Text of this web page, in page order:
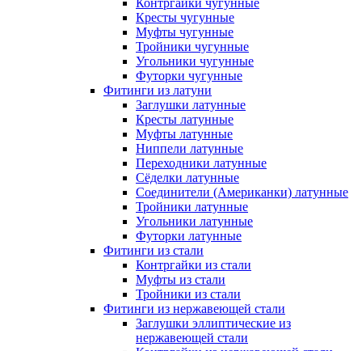
Контргайки чугунные
Кресты чугунные
Муфты чугунные
Тройники чугунные
Угольники чугунные
Футорки чугунные
Фитинги из латуни
Заглушки латунные
Кресты латунные
Муфты латунные
Ниппели латунные
Переходники латунные
Сёделки латунные
Соединители (Американки) латунные
Тройники латунные
Угольники латунные
Футорки латунные
Фитинги из стали
Контргайки из стали
Муфты из стали
Тройники из стали
Фитинги из нержавеющей стали
Заглушки эллиптические из
нержавеющей стали